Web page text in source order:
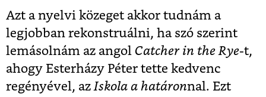
Azt a nyelvi közeget akkor tudnám a
legjobban rekonstruálni, ha szó szerint
lemásolnám az angol Catcher in the Rye-t,
ahogy Esterházy Péter tette kedvenc
regényével, az Iskola a határonnal. Ezt